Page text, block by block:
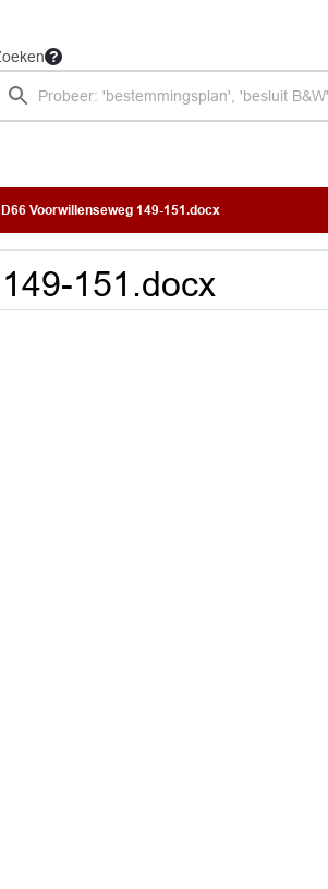
Voorwillenseweg 149-151.docx
151.docx